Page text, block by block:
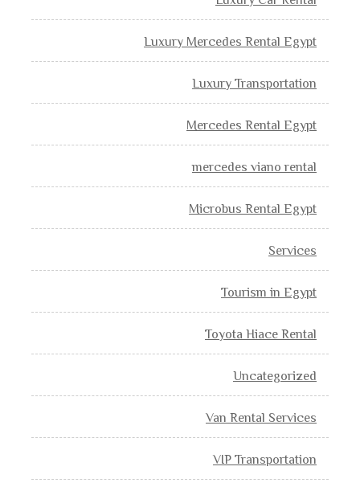
Luxury Mercedes Rental Egypt
Luxury Transportation
Mercedes Rental Egypt
mercedes viano rental
Microbus Rental Egypt
Services
Tourism in Egypt
Toyota Hiace Rental
Uncategorized
Van Rental Services
VIP Transportation